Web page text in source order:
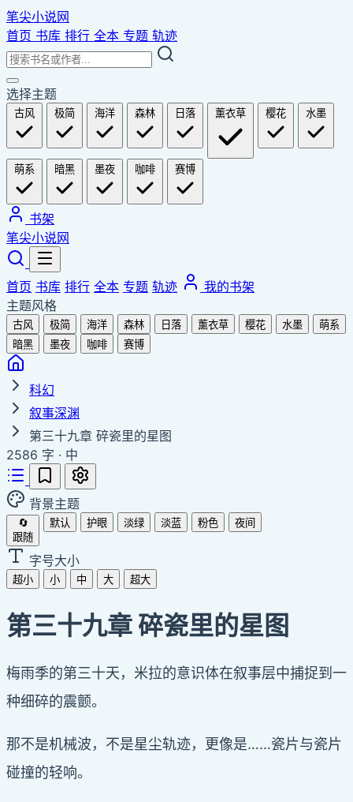
笔尖小说网
首页 书库 排行 全本 专题 轨迹
选择主题
古风 极简 海洋 森林 日落 薰衣草 樱花 水墨
萌系 暗黑 墨夜 咖啡 赛博
书架
笔尖小说网
首页 书库 排行 全本 专题 轨迹
我的书架
主题风格
古风 极简 海洋 森林 日落 薰衣草 樱花 水墨
萌系
暗黑
墨夜 咖啡 赛博
科幻
叙事深渊
第三十九章 碎瓷里的星图
2586 字 · 中
背景主题
🔄
跟随
默认 护眼 淡绿 淡蓝 粉色 夜间
字号大小
超小 小 中 大 超大
第三十九章 碎瓷里的星图
梅雨季的第三十天，米拉的意识体在叙事层中捕捉到一
种细碎的震颤。
那不是机械波，不是星尘轨迹，更像是……瓷片与瓷片
碰撞的轻响。